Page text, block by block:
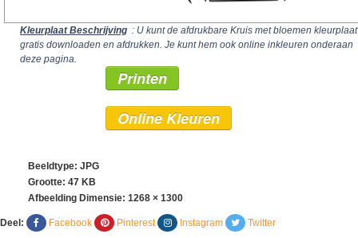
Kleurplaat Beschrijving : U kunt de afdrukbare Kruis met bloemen kleurplaat
gratis downloaden en afdrukken. Je kunt hem ook online inkleuren onderaan
deze pagina.
Printen
Online Kleuren
Beeldtype: JPG
Grootte: 47 KB
Afbeelding Dimensie: 1268 × 1300
Deel: Facebook Pinterest Instagram Twitter